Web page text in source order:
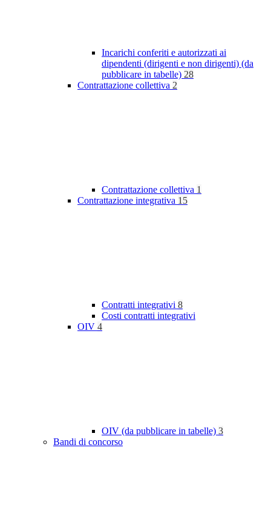
Incarichi conferiti e autorizzati ai
dipendenti (dirigenti e non dirigenti) (da
pubblicare in tabelle) 28
Contrattazione collettiva 2
Contrattazione collettiva 1
Contrattazione integrativa 15
Contratti integrativi 8
Costi contratti integrativi
OIV 4
OIV (da pubblicare in tabelle) 3
Bandi di concorso